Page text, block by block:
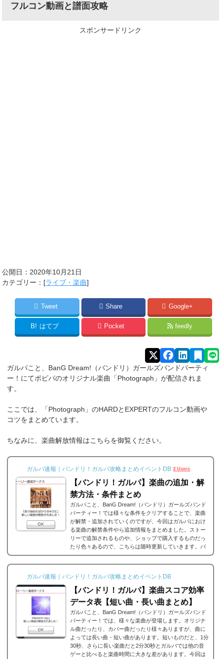
フルコン動画と譜面攻略
スポンサードリンク
公開日： 2020年10月21日
カテゴリー：[ライブ・楽曲]
Tweet Share Google+
B! はてブ Pocket feedly
ガルパこと、BanG Dream!（バンドリ）ガールズバンドパーティ
ー！にてポピパのオリジナル楽曲「Photograph」が配信されま
す。
ここでは、「Photograph」のHARDとEXPERTのフルコン動画や
コツをまとめています。
ちなみに、楽曲解放情報はこちらを御覧ください。
ガルパ速報｜バンドリ！ガルパ攻略まとめイベントDB 2 Users
【バンドリ！ガルパ】楽曲の追加・解
禁方法・条件まとめ
ガルパこと、BanG Dream!（バンドリ）ガールズバンド
パーティー！では様々な条件をクリアすることで、楽曲
が解禁・追加されていくのですが、今回はガルパにおけ
る楽曲の解禁条件やら追加情報をまとめました。ストー
リーで追加されるものや、ショップで購入するものだっ
たり色々あるので、こちらは随時更新していきます。バ
ンドリ/ガルパの楽曲の追加・解禁方法一覧それでは、バ
ンドリ/ガルパに於ける楽曲の追加・解禁方法一覧です。
り、いろいろな条件があると思うのですが、それぞれ...
ガルパ速報｜バンドリ！ガルパ攻略まとめイベントDB
【バンドリ！ガルパ】楽曲スコア効率
データ表【短い曲・長い曲まとめ】
ガルパこと、BanG Dream!（バンドリ）ガールズバンド
パーティー！では、様々な楽曲が登場します。オリジナ
ル曲だったり、カバー曲だったり様々ありますが、曲に
よっては長い曲・短い曲があります。短いものだと、1分
30秒、さらに長い楽曲だと2分30秒とガルパでは他の音
ゲーと比べると楽曲時間に大きな差があります。今回は